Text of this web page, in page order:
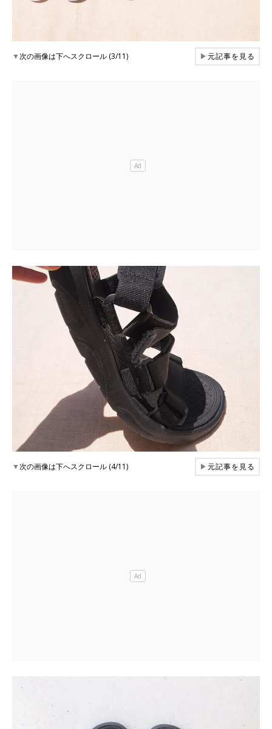
▼次の画像は下へスクロール (3/11) ▶元記事を見る
▼次の画像は下へスクロール (4/11) ▶元記事を見る